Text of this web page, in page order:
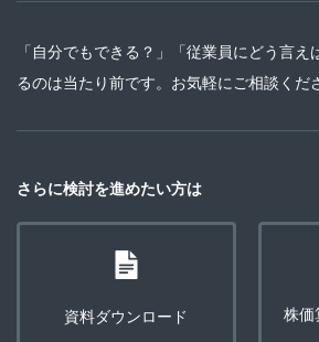
「自分でもできる？」「従業員にどう言
るのは当たり前です。お気軽にご相談くだ
さらに検討を進めたい方は
資料ダウンロード
株価